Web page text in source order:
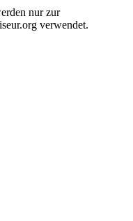
nur zur
verwendet.